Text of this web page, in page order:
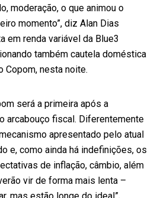
moderação, o que animou o
momento”, diz Alan Dias
em renda variável da Blue3
também cautela doméstica
Copom, nesta noite.
será a primeira após a
arcabouço fiscal. Diferentemente
apresentado pelo atual
e, como ainda há indefinições, os
de inflação, câmbio, além
vir de forma mais lenta –